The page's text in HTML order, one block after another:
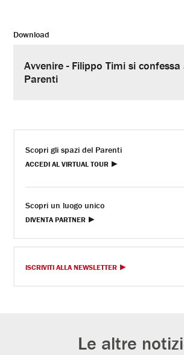
Download
Avvenire - Filippo Timi si confessa
Parenti
Scopri gli spazi del Parenti
ACCEDI AL VIRTUAL TOUR
Scopri un luogo unico
DIVENTA PARTNER
ISCRIVITI ALLA NEWSLETTER
Le altre